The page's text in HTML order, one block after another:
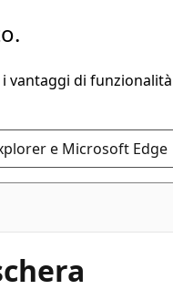
vantaggi di
e Microsoft Edge